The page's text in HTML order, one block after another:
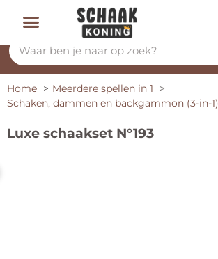
Home
Meerdere spellen in 1
Schaken, dammen en backgammon (3-in-1)
Luxe schaakset N°193